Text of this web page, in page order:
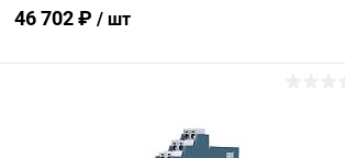
(0…200 мВ)
46 702 ₽ / шт